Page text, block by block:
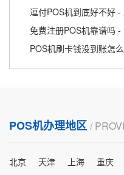
逗付POS机到底好不好
免费注册POS机靠谱吗
POS机刷卡钱没到账怎
POS机办理地区 /
北京 天津 上海 重庆